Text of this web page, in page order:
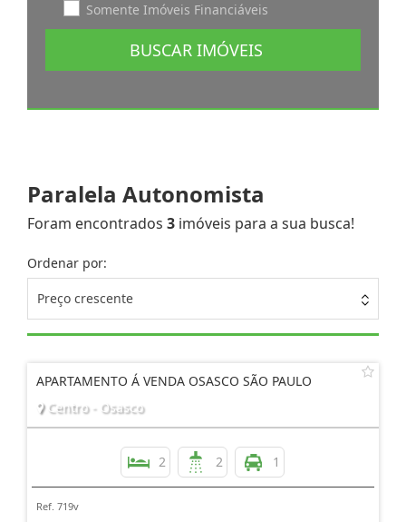
Somente Imóveis Financiáveis
BUSCAR IMÓVEIS
Paralela Autonomista
Foram encontrados 3 imóveis para a sua busca!
Ordenar por:
Preço crescente
APARTAMENTO Á VENDA OSASCO SÃO PAULO
Centro - Osasco
2 2 1
Ref. 719v